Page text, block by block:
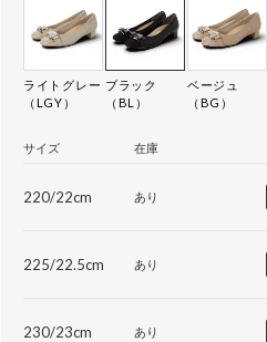
ライトグレー
（LGY）
ブラック
（BL）
ベージュ
（BG）
サイズ 在庫
220/22cm あり
225/22.5cm あり
230/23cm あり